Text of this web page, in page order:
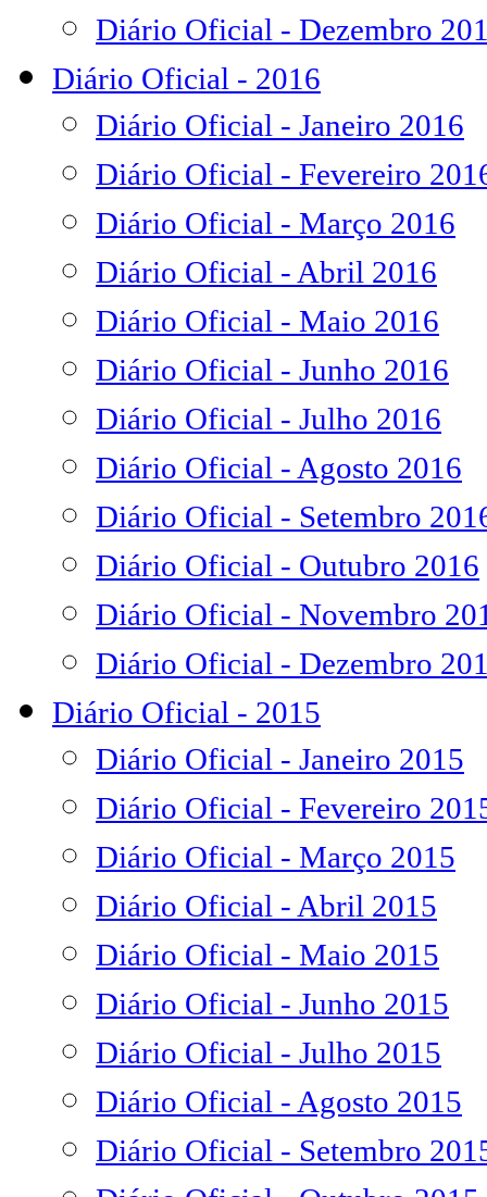
Diário Oficial - Dezembro
Diário Oficial - 2016
Diário Oficial - Janeiro 2016
Diário Oficial - Fevereiro
Diário Oficial - Março 2016
Diário Oficial - Abril 2016
Diário Oficial - Maio 2016
Diário Oficial - Junho 2016
Diário Oficial - Julho 2016
Diário Oficial - Agosto 2016
Diário Oficial - Setembro
Diário Oficial - Outubro 2016
Diário Oficial - Novembro
Diário Oficial - Dezembro
Diário Oficial - 2015
Diário Oficial - Janeiro 2015
Diário Oficial - Fevereiro
Diário Oficial - Março 2015
Diário Oficial - Abril 2015
Diário Oficial - Maio 2015
Diário Oficial - Junho 2015
Diário Oficial - Julho 2015
Diário Oficial - Agosto 2015
Diário Oficial - Setembro